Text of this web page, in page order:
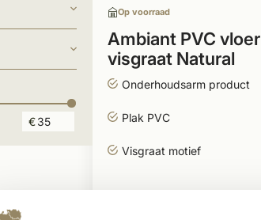
€
Op voorraad
Ambiant PVC vloer
visgraat Natural
Onderhoudsarm product
Plak PVC
Visgraat motief